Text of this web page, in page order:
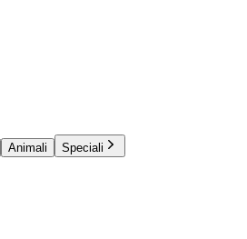
Animali
Speciali